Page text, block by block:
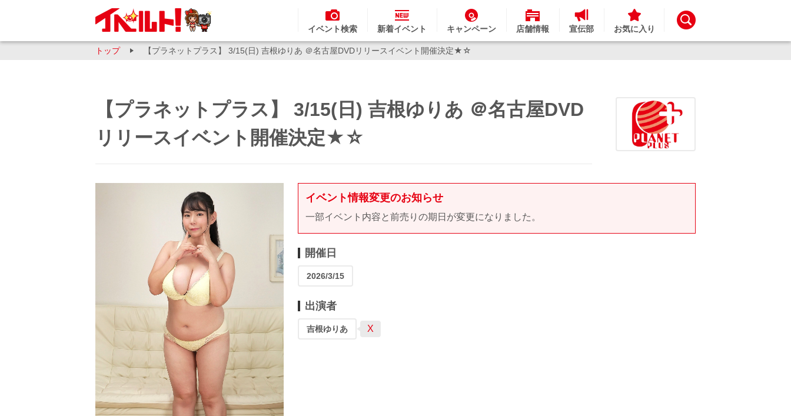
イベント検索 新着イベント キャンペーン 店舗情報 宣伝部 お気に入り
トップ 【プラネットプラス】 3/15(日) 吉根ゆりあ ＠名古屋DVDリリースイベント開催決定★☆
【プラネットプラス】 3/15(日) 吉根ゆりあ ＠名古屋DVD
リリースイベント開催決定★☆
イベント情報変更のお知らせ
一部イベント内容と前売りの期日が変更になりました。
開催日
2026/3/15
出演者
吉根ゆりあ X